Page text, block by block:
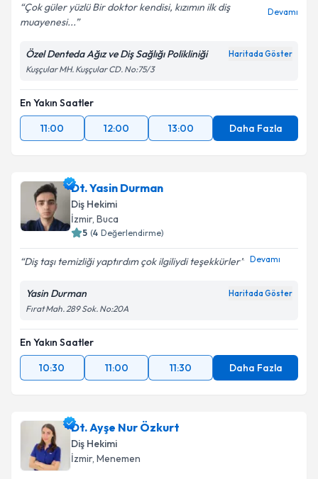
Çok güler yüzlü Bir doktor kendisi, kızımın ilk diş
muayenesi...
Devamı
Özel Denteda Ağız ve Diş Sağlığı Polikliniği Haritada Göster
Kuşçular MH. Kuşçular CD. No:75/3
En Yakın Saatler
11:00
12:00 13:00 Daha Fazla
Dt. Yasin Durman
Diş Hekimi
İzmir, Buca
5 (4 Değerlendirme)
Diş taşı temizliği yaptırdım çok ilgiliydi teşekkürler Devamı
Yasin Durman Haritada Göster
Fırat Mah. 289 Sok. No:20A
En Yakın Saatler
10:30
11:00 11:30 Daha Fazla
Dt. Ayşe Nur Özkurt
Diş Hekimi
İzmir, Menemen